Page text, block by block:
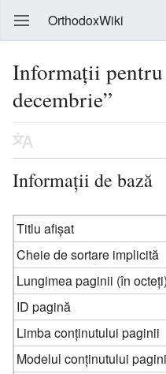
OrthodoxWiki
Informații pentru
decembrie”
Informații de bază
Titlu afișat
Cheie de sortare implicită
Lungimea paginii (în octeți)
ID pagină
Limba conținutului paginii
Modelul conținutului